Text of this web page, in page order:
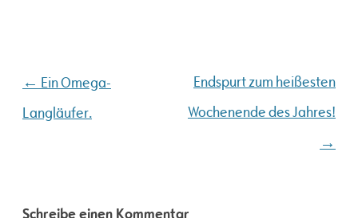
Beitragsnavigation
← Ein Omega-
Langläufer.
Endspurt zum heißesten
Wochenende des Jahres!
→
Schreibe einen Kommentar